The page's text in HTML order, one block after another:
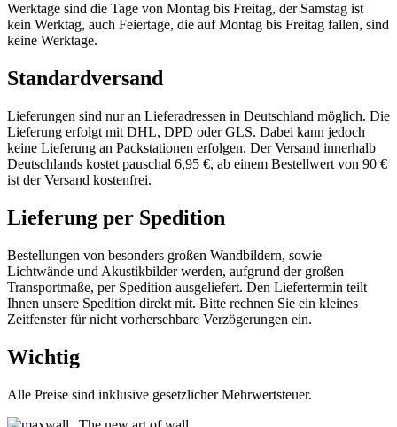
Werktage sind die Tage von Montag bis Freitag, der Samstag ist
kein Werktag, auch Feiertage, die auf Montag bis Freitag fallen, sind
keine Werktage.
Standardversand
Lieferungen sind nur an Lieferadressen in Deutschland möglich. Die
Lieferung erfolgt mit DHL, DPD oder GLS. Dabei kann jedoch
keine Lieferung an Packstationen erfolgen. Der Versand innerhalb
Deutschlands kostet pauschal 6,95 €, ab einem Bestellwert von 90 €
ist der Versand kostenfrei.
Lieferung per Spedition
Bestellungen von besonders großen Wandbildern, sowie
Lichtwände und Akustikbilder werden, aufgrund der großen
Transportmaße, per Spedition ausgeliefert. Den Liefertermin teilt
Ihnen unsere Spedition direkt mit. Bitte rechnen Sie ein kleines
Zeitfenster für nicht vorhersehbare Verzögerungen ein.
Wichtig
Alle Preise sind inklusive gesetzlicher Mehrwertsteuer.